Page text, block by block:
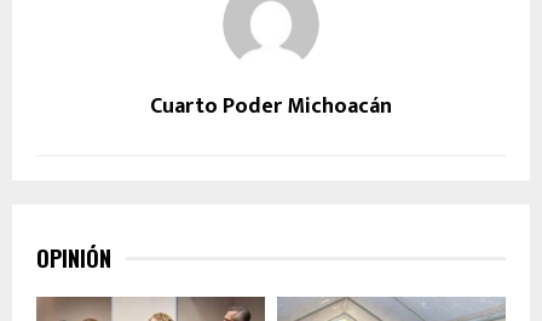
Cuarto Poder Michoacán
OPINIÓN